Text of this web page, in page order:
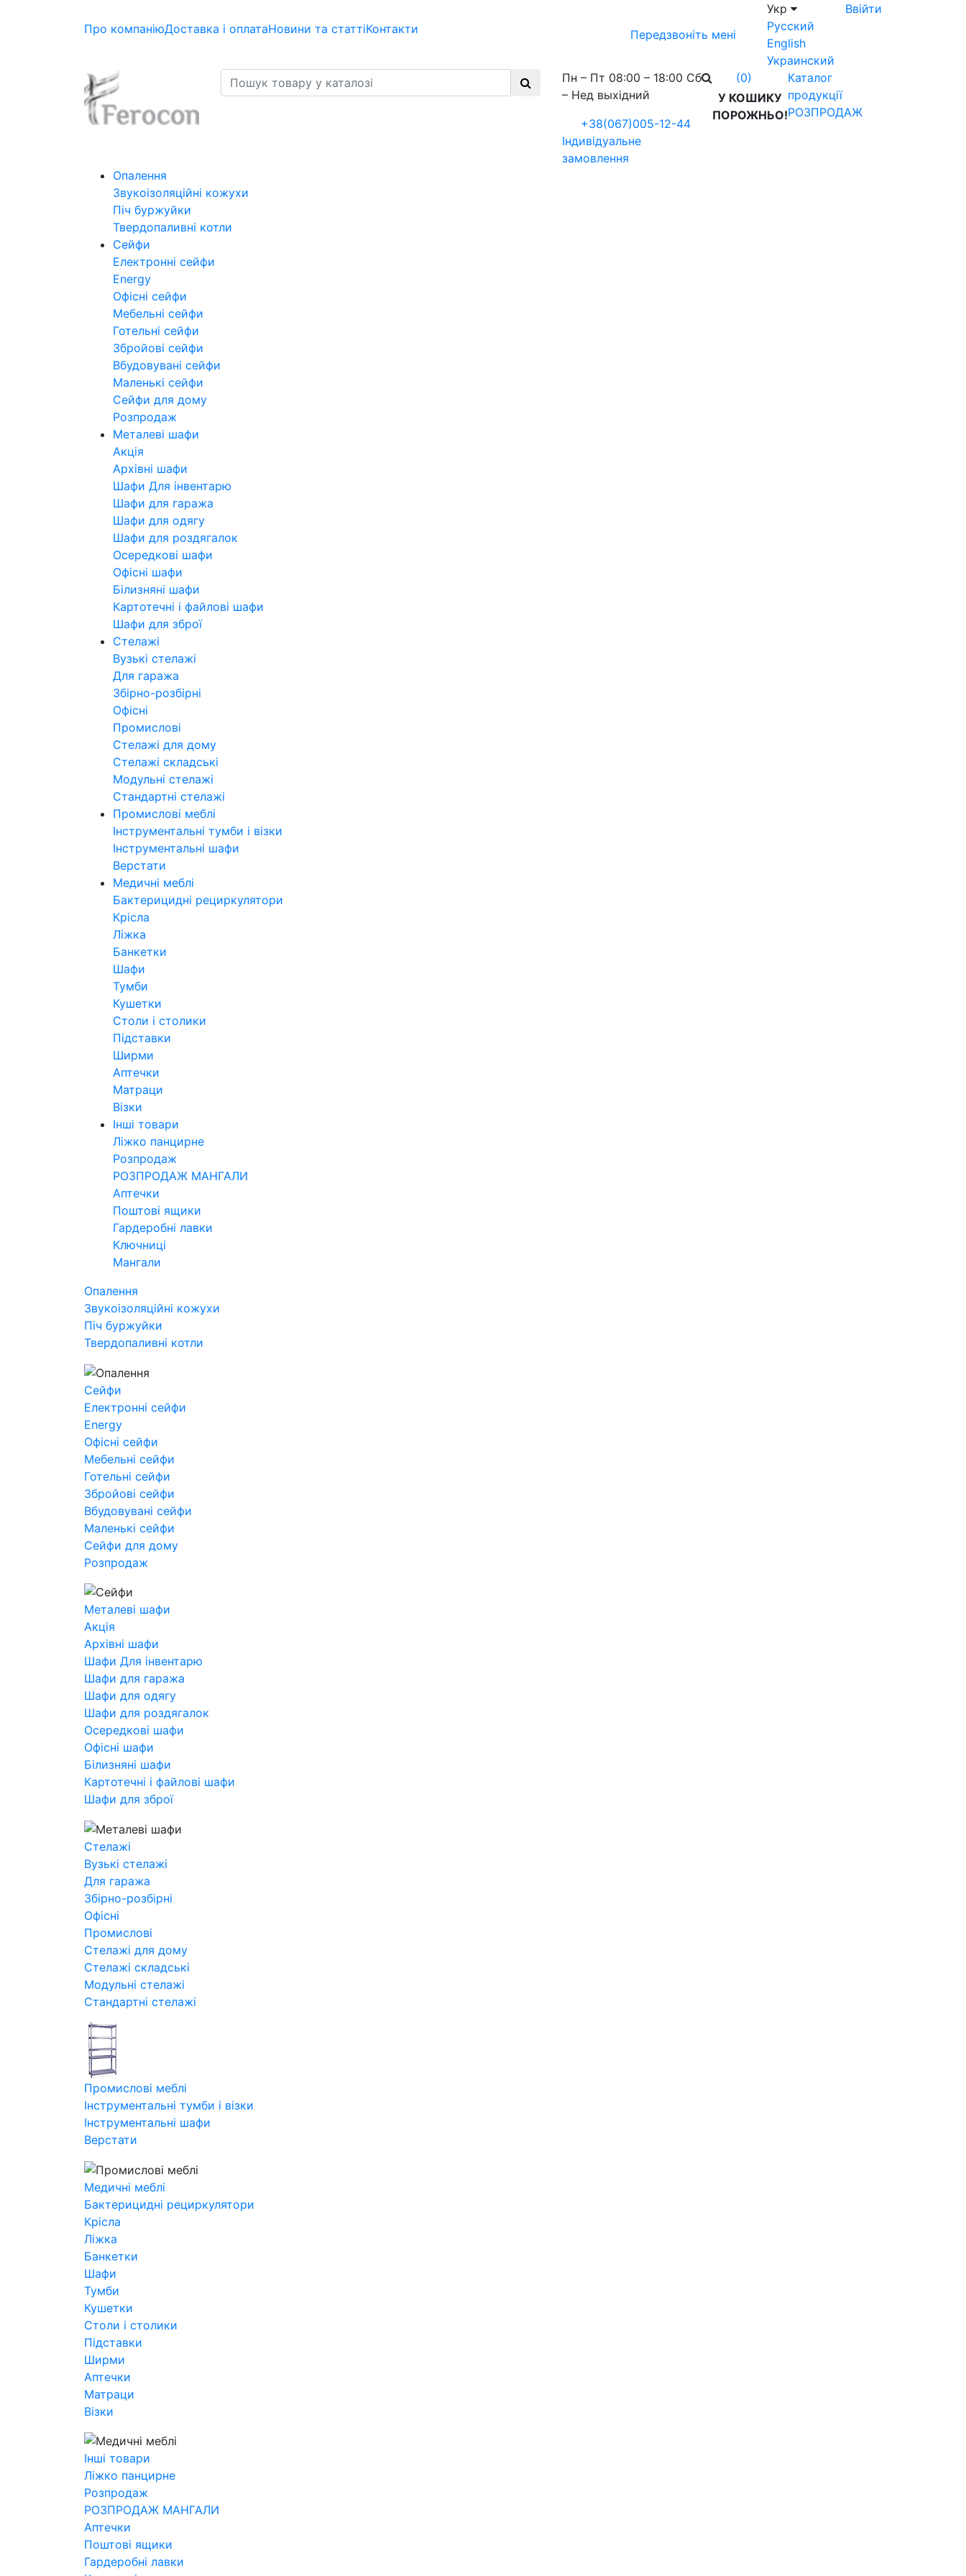
Про компаніюДоставка і оплатаНовини та статтіКонтакти Передзвоніть мені
Укр
Русский
English
Украинский
Ввійти
Пн – Пт 08:00 – 18:00 Сб
– Нед выхідний
+38(067)005-12-44
Індивідуальне
замовлення
(0)
У КОШИКУ
ПОРОЖНЬО!
Каталог
продукції
РОЗПРОДАЖ
Опалення
Звукоізоляційні кожухи
Піч буржуйки
Твердопаливні котли
Сейфи
Електронні сейфи
Energy
Офісні сейфи
Мебельні сейфи
Готельні сейфи
Збройові сейфи
Вбудовувані сейфи
Маленькі сейфи
Сейфи для дому
Розпродаж
Металеві шафи
Акція
Архівні шафи
Шафи Для інвентарю
Шафи для гаража
Шафи для одягу
Шафи для роздягалок
Осередкові шафи
Офісні шафи
Білизняні шафи
Картотечні і файлові шафи
Шафи для зброї
Стелажі
Вузькі стелажі
Для гаража
Збірно-розбірні
Офісні
Промислові
Стелажі для дому
Стелажі складські
Модульні стелажі
Стандартні стелажі
Промислові меблі
Інструментальні тумби і візки
Інструментальні шафи
Верстати
Медичні меблі
Бактерицидні рециркулятори
Крісла
Ліжка
Банкетки
Шафи
Тумби
Кушетки
Столи і столики
Підставки
Ширми
Аптечки
Матраци
Візки
Інші товари
Ліжко панцирне
Розпродаж
РОЗПРОДАЖ МАНГАЛИ
Аптечки
Поштові ящики
Гардеробні лавки
Ключниці
Мангали
Опалення
Звукоізоляційні кожухи
Піч буржуйки
Твердопаливні котли
Сейфи
Електронні сейфи
Energy
Офісні сейфи
Мебельні сейфи
Готельні сейфи
Збройові сейфи
Вбудовувані сейфи
Маленькі сейфи
Сейфи для дому
Розпродаж
Металеві шафи
Акція
Архівні шафи
Шафи Для інвентарю
Шафи для гаража
Шафи для одягу
Шафи для роздягалок
Осередкові шафи
Офісні шафи
Білизняні шафи
Картотечні і файлові шафи
Шафи для зброї
Стелажі
Вузькі стелажі
Для гаража
Збірно-розбірні
Офісні
Промислові
Стелажі для дому
Стелажі складські
Модульні стелажі
Стандартні стелажі
Промислові меблі
Інструментальні тумби і візки
Інструментальні шафи
Верстати
Медичні меблі
Бактерицидні рециркулятори
Крісла
Ліжка
Банкетки
Шафи
Тумби
Кушетки
Столи і столики
Підставки
Ширми
Аптечки
Матраци
Візки
Інші товари
Ліжко панцирне
Розпродаж
РОЗПРОДАЖ МАНГАЛИ
Аптечки
Поштові ящики
Гардеробні лавки